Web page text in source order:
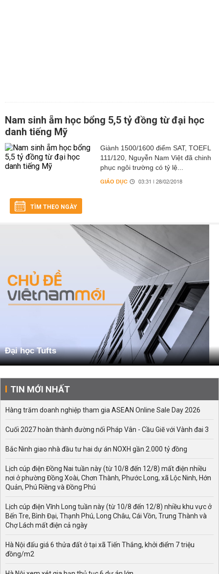
Nam sinh ẵm học bổng 5,5 tỷ đồng từ đại học
danh tiếng Mỹ
Giành 1500/1600 điểm SAT, TOEFL
111/120, Nguyễn Nam Việt đã chinh
phục ngôi trường có tỷ lệ...
GIÁO DỤC 03:31 | 28/02/2018
TÌM THEO NGÀY
Đại học Tufts
TIN MỚI NHẤT
Hàng trăm doanh nghiệp tham gia ASEAN Online Sale Day 2026
Cuối 2027 hoàn thành đường nối Pháp Vân - Cầu Giẽ với Vành đai 3
Bắc Ninh giao nhà đầu tư hai dự án NOXH gần 2.000 tỷ đồng
Lịch cúp điện Đồng Nai tuần này (từ 10/8 đến 12/8) mất điện nhiều
nơi ở phường Đồng Xoài, Chơn Thành, Phước Long, xã Lộc Ninh, Hớn
Quản, Phú Riềng và Đồng Phú
Lịch cúp điện Vĩnh Long tuần này (từ 10/8 đến 12/8) nhiều khu vực ở
Bến Tre, Bình Đại, Thạnh Phú, Long Châu, Cái Vồn, Trung Thành và
Chợ Lách mất điện cả ngày
Hà Nội đấu giá 6 thửa đất ở tại xã Tiến Thắng, khởi điểm 7 triệu
đồng/m2